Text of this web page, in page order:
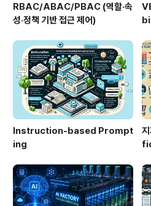
RBAC/ABAC/PBAC (역할·속
성·정책 기반 접근 제어)
Instruction-based Prompt
ing